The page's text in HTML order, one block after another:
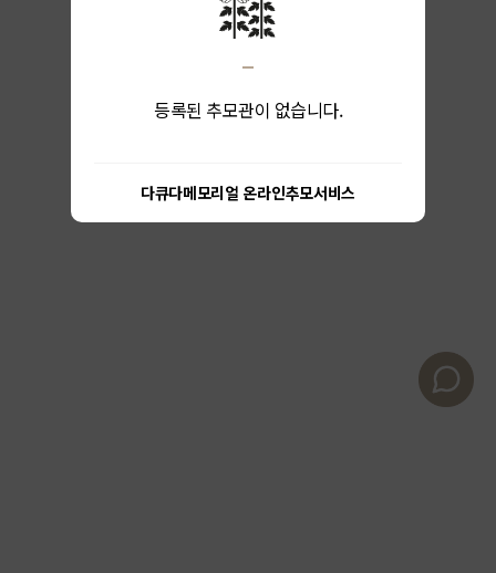
등록된 추모관이 없습니다.
다큐다메모리얼 온라인추모서비스